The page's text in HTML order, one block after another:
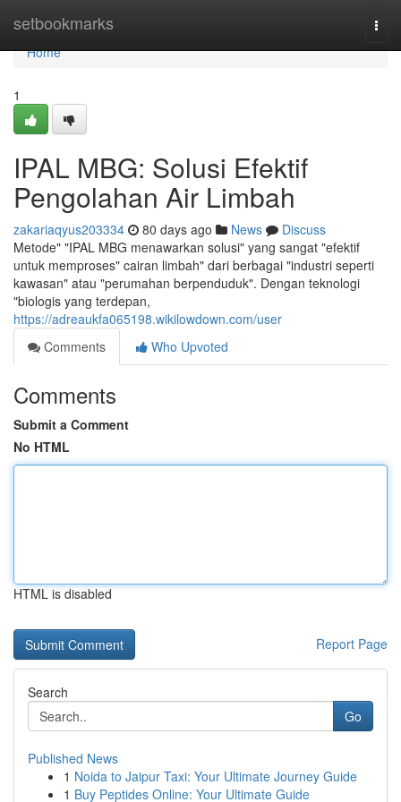
setbookmarks
Home
Home
1
IPAL MBG: Solusi Efektif
Pengolahan Air Limbah
zakariaqyus203334 80 days ago News
Discuss
Metode" "IPAL MBG menawarkan solusi" yang sangat "efektif
untuk memproses" cairan limbah" dari berbagai "industri seperti
kawasan" atau "perumahan berpenduduk". Dengan teknologi
"biologis yang terdepan,
https://adreaukfa065198.wikilowdown.com/user
Comments
Who Upvoted
Comments
Submit a Comment
No HTML
HTML is disabled
Report Page
Search
Go
Published News
1 Noida to Jaipur Taxi: Your Ultimate Journey Guide
1 Buy Peptides Online: Your Ultimate Guide